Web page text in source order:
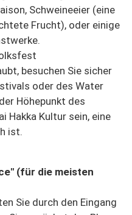
Schweineeier (eine
Frucht), oder einige
besuchen Sie sicher
oder des Water
Höhepunkt des
Hakka Kultur sein, eine
ist.
(für die meisten
Sie durch den Eingang